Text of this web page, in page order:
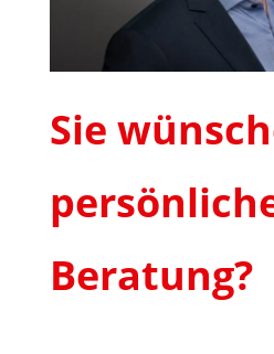
Sie
Beratung?